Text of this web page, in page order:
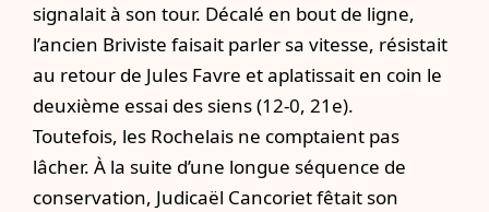
signalait à son tour. Décalé en bout de ligne,
l’ancien Briviste faisait parler sa vitesse, résistait
au retour de Jules Favre et aplatissait en coin le
deuxième essai des siens (12-0, 21e).
Toutefois, les Rochelais ne comptaient pas
lâcher. À la suite d’une longue séquence de
conservation, Judicaël Cancoriet fêtait son